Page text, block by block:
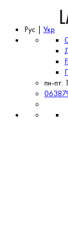
Рус | Укр
пн-пт: